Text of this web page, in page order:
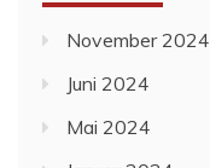
November 2024
Juni 2024
Mai 2024